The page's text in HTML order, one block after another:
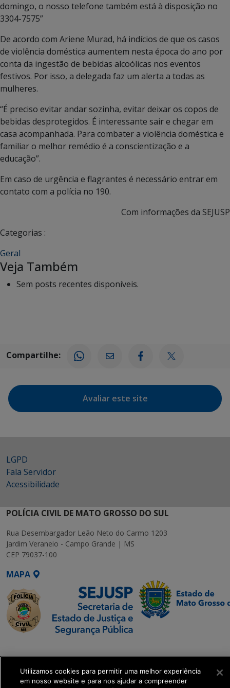
domingo, o nosso telefone também está à disposição no
3304-7575”
De acordo com Ariene Murad, há indícios de que os casos
de violência doméstica aumentem nesta época do ano por
conta da ingestão de bebidas alcoólicas nos eventos
festivos. Por isso, a delegada faz um alerta a todas as
mulheres.
“É preciso evitar andar sozinha, evitar deixar os copos de
bebidas desprotegidos. É interessante sair e chegar em
casa acompanhada. Para combater a violência doméstica e
familiar o melhor remédio é a conscientização e a
educação”.
Em caso de urgência e flagrantes é necessário entrar em
contato com a polícia no 190.
Com informações da SEJUSP
Categorias :
Geral
Veja Também
Sem posts recentes disponíveis.
Compartilhe:
Avaliar este site
LGPD
Fala Servidor
Acessibilidade
POLÍCIA CIVIL DE MATO GROSSO DO SUL
Rua Desembargador Leão Neto do Carmo 1203
Jardim Veraneio - Campo Grande | MS
CEP 79037-100
MAPA
Executiva de
Transformação Digital
Utilizamos cookies para permitir uma melhor experiência
em nosso website e para nos ajudar a compreender